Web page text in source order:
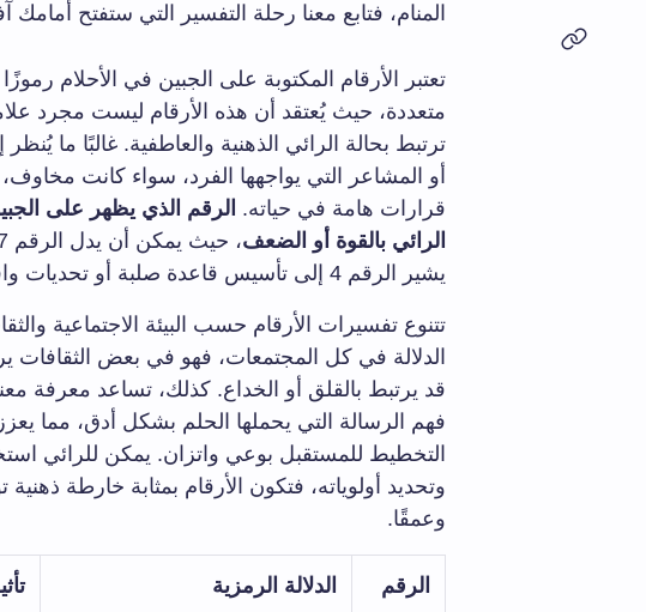
المنام، فتابع معنا رحلة التفسير التي ستفتح أمامك
تعتبر الأرقام المكتوبة على الجبين في الأحلام
متعددة، حيث يُعتقد أن هذه الأرقام ليست مجرد
ترتبط بحالة الرائي الذهنية والعاطفية. غالبًا ما
أو المشاعر التي يواجهها الفرد، سواء كانت
قرارات هامة في حياته. الرقم الذي يظهر على
الرائي بالقوة أو الضعف
يشير الرقم 4 إلى تأسيس قاعدة صلبة أو تحديات واقعية يجد نفسه أمامها.
الدلالة في كل المجتمعات، فهو في بعض الثقافات
قد يرتبط بالقلق أو الخداع. كذلك، تساعد معرفة
فهم الرسالة التي يحملها الحلم بشكل أدق، مما
التخطيط للمستقبل بوعي واتزان. يمكن للرائي
وتحديد أولوياته، فتكون الأرقام بمثابة خارطة
وعمقًا.
الرقم الدلالة الرمزية